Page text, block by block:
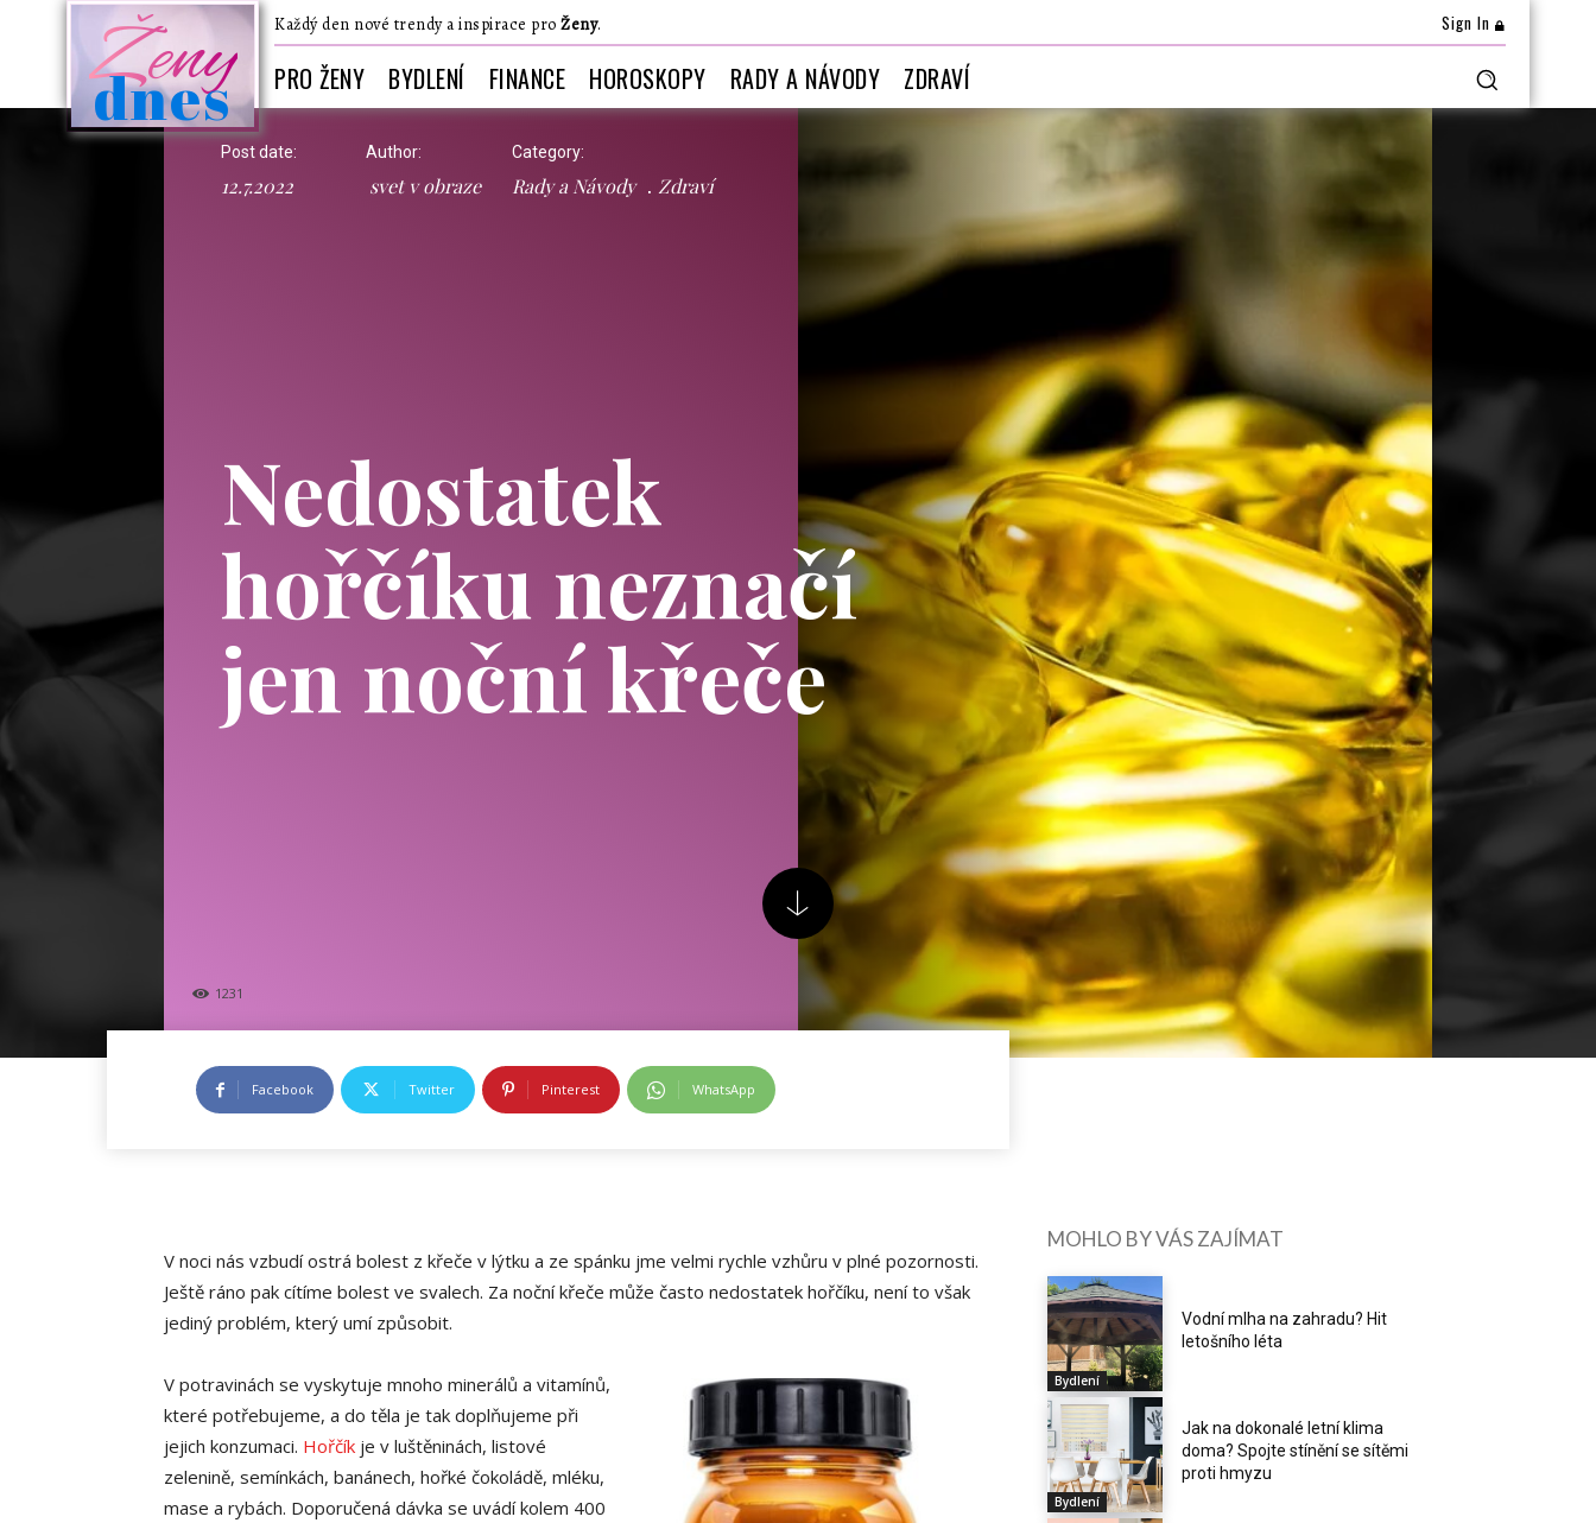
Ženy
dnes
Sign In
Každý den nové trendy a inspirace proŽeny.
PRO ŽENY BYDLENÍ FINANCE HOROSKOPY RADY A NÁVODY ZDRAVÍ
Nedostatek
hořčíku neznačí
jen noční křeče
Post date:
12.7.2022
Author:
svet v obraze
Category:
Rady a Návody Zdraví
1231
Facebook Twitter Pinterest WhatsApp
V noci nás vzbudí ostrá bolest z křeče v lýtku a ze spánku jme velmi rychle vzhůru v plné pozornosti.
Ještě ráno pak cítíme bolest ve svalech. Za noční křeče může často nedostatek hořčíku, není to však
jediný problém, který umí způsobit.
V potravinách se vyskytuje mnoho minerálů a vitamínů,
které potřebujeme, a do těla je tak doplňujeme při
jejich konzumaci. Hořčík je v luštěninách, listové
zelenině, semínkách, banánech, hořké čokoládě, mléku,
mase a rybách. Doporučená dávka se uvádí kolem 400
MOHLO BY VÁS ZAJÍMAT
Bydlení
Vodní mlha na zahradu? Hit
letošního léta
Bydlení
Jak na dokonalé letní klima
doma? Spojte stínění se sítěmi
proti hmyzu